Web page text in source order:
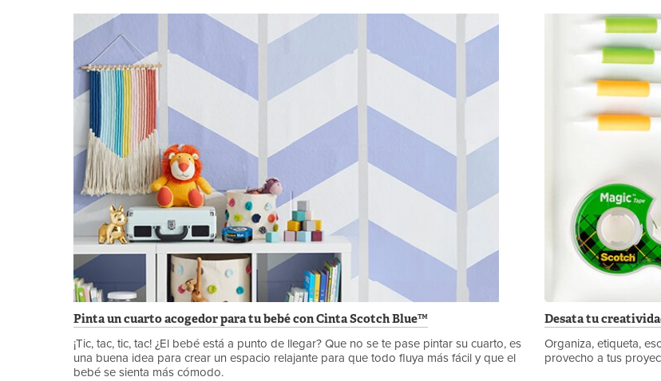
Pinta un cuarto acogedor para tu bebé con Cinta Scotch Blue™
¡Tic, tac, tic, tac! ¿El bebé está a punto de llegar? Que no se te pase pintar su cuarto, es
una buena idea para crear un espacio relajante para que todo fluya más fácil y que el
bebé se sienta más cómodo.
Desata tu
Organiza, etiqueta,
provecho a tus